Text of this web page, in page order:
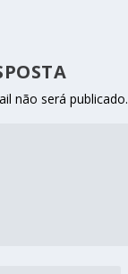
não será publicado.